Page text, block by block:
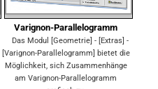
Varignon-Parallelogramm
Das Modul [Geometrie] - [Extras] -
[Varignon-Parallelogramm] bietet die
Möglichkeit, sich Zusammenhänge
am Varignon-Parallelogramm